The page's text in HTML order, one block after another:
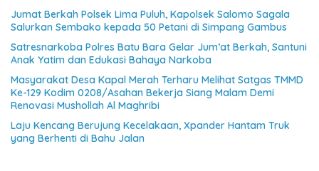
Jumat Berkah Polsek Lima Puluh, Kapolsek Salomo Sagala
Salurkan Sembako kepada 50 Petani di Simpang Gambus
Satresnarkoba Polres Batu Bara Gelar Jum’at Berkah, Santuni
Anak Yatim dan Edukasi Bahaya Narkoba
Masyarakat Desa Kapal Merah Terharu Melihat Satgas TMMD
Ke-129 Kodim 0208/Asahan Bekerja Siang Malam Demi
Renovasi Mushollah Al Maghribi
Laju Kencang Berujung Kecelakaan, Xpander Hantam Truk
yang Berhenti di Bahu Jalan